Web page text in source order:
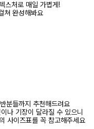
스처로 매일 가볍게!
쳐 완성해봐요
분들까지 추천해드려요
나 기장이 달라질 수 있으니
사이즈표를 꼭 참고해주세요